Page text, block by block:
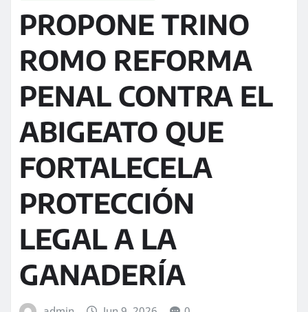
PROPONE TRINO
ROMO REFORMA
PENAL CONTRA EL
ABIGEATO QUE
FORTALECELA
PROTECCIÓN
LEGAL A LA
GANADERÍA